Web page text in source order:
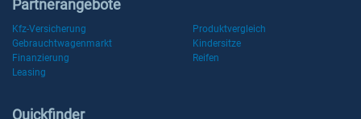
Partnerangebote
Kfz-Versicherung
Produktvergleich
Gebrauchtwagenmarkt
Kindersitze
Finanzierung
Reifen
Leasing
Quickfinder